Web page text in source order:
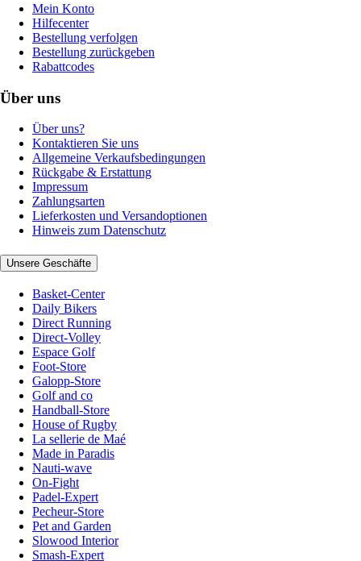
Mein Konto
Hilfecenter
Bestellung verfolgen
Bestellung zurückgeben
Rabattcodes
Über uns
Über uns?
Kontaktieren Sie uns
Allgemeine Verkaufsbedingungen
Rückgabe & Erstattung
Impressum
Zahlungsarten
Lieferkosten und Versandoptionen
Hinweis zum Datenschutz
Unsere Geschäfte
Basket-Center
Daily Bikers
Direct Running
Direct-Volley
Espace Golf
Foot-Store
Galopp-Store
Golf and co
Handball-Store
House of Rugby
La sellerie de Maé
Made in Paradis
Nauti-wave
On-Fight
Padel-Expert
Pecheur-Store
Pet and Garden
Slowood Interior
Smash-Expert